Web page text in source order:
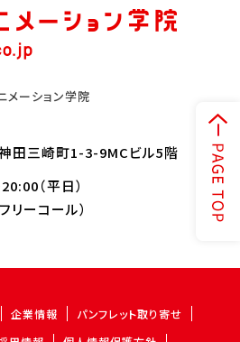
メーション学院
田三崎町1-3-9MCビル5階
（平日）
フリーコール）
企業情報
パンフレット取り寄せ